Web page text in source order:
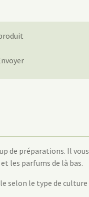
de préparations. Il vous
les parfums de là bas.
selon le type de culture